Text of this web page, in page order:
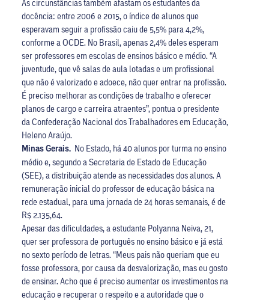
docência: entre 2006 e 2015, o índice de alunos que
esperavam seguir a profissão caiu de 5,5% para 4,2%,
conforme a OCDE. No Brasil, apenas 2,4% deles esperam
ser professores em escolas de ensinos básico e médio. “A
juventude, que vê salas de aula lotadas e um profissional
que não é valorizado e adoece, não quer entrar na profissão.
É preciso melhorar as condições de trabalho e oferecer
planos de cargo e carreira atraentes”, pontua o presidente
da Confederação Nacional dos Trabalhadores em Educação,
Heleno Araújo.
Minas Gerais. No Estado, há 40 alunos por turma no ensino
médio e, segundo a Secretaria de Estado de Educação
(SEE), a distribuição atende as necessidades dos alunos. A
remuneração inicial do professor de educação básica na
rede estadual, para uma jornada de 24 horas semanais, é de
R$ 2.135,64.
Apesar das dificuldades, a estudante Polyanna Neiva, 21,
quer ser professora de português no ensino básico e já está
no sexto período de letras. “Meus pais não queriam que eu
fosse professora, por causa da desvalorização, mas eu gosto
de ensinar. Acho que é preciso aumentar os investimentos na
educação e recuperar o respeito e a autoridade que o